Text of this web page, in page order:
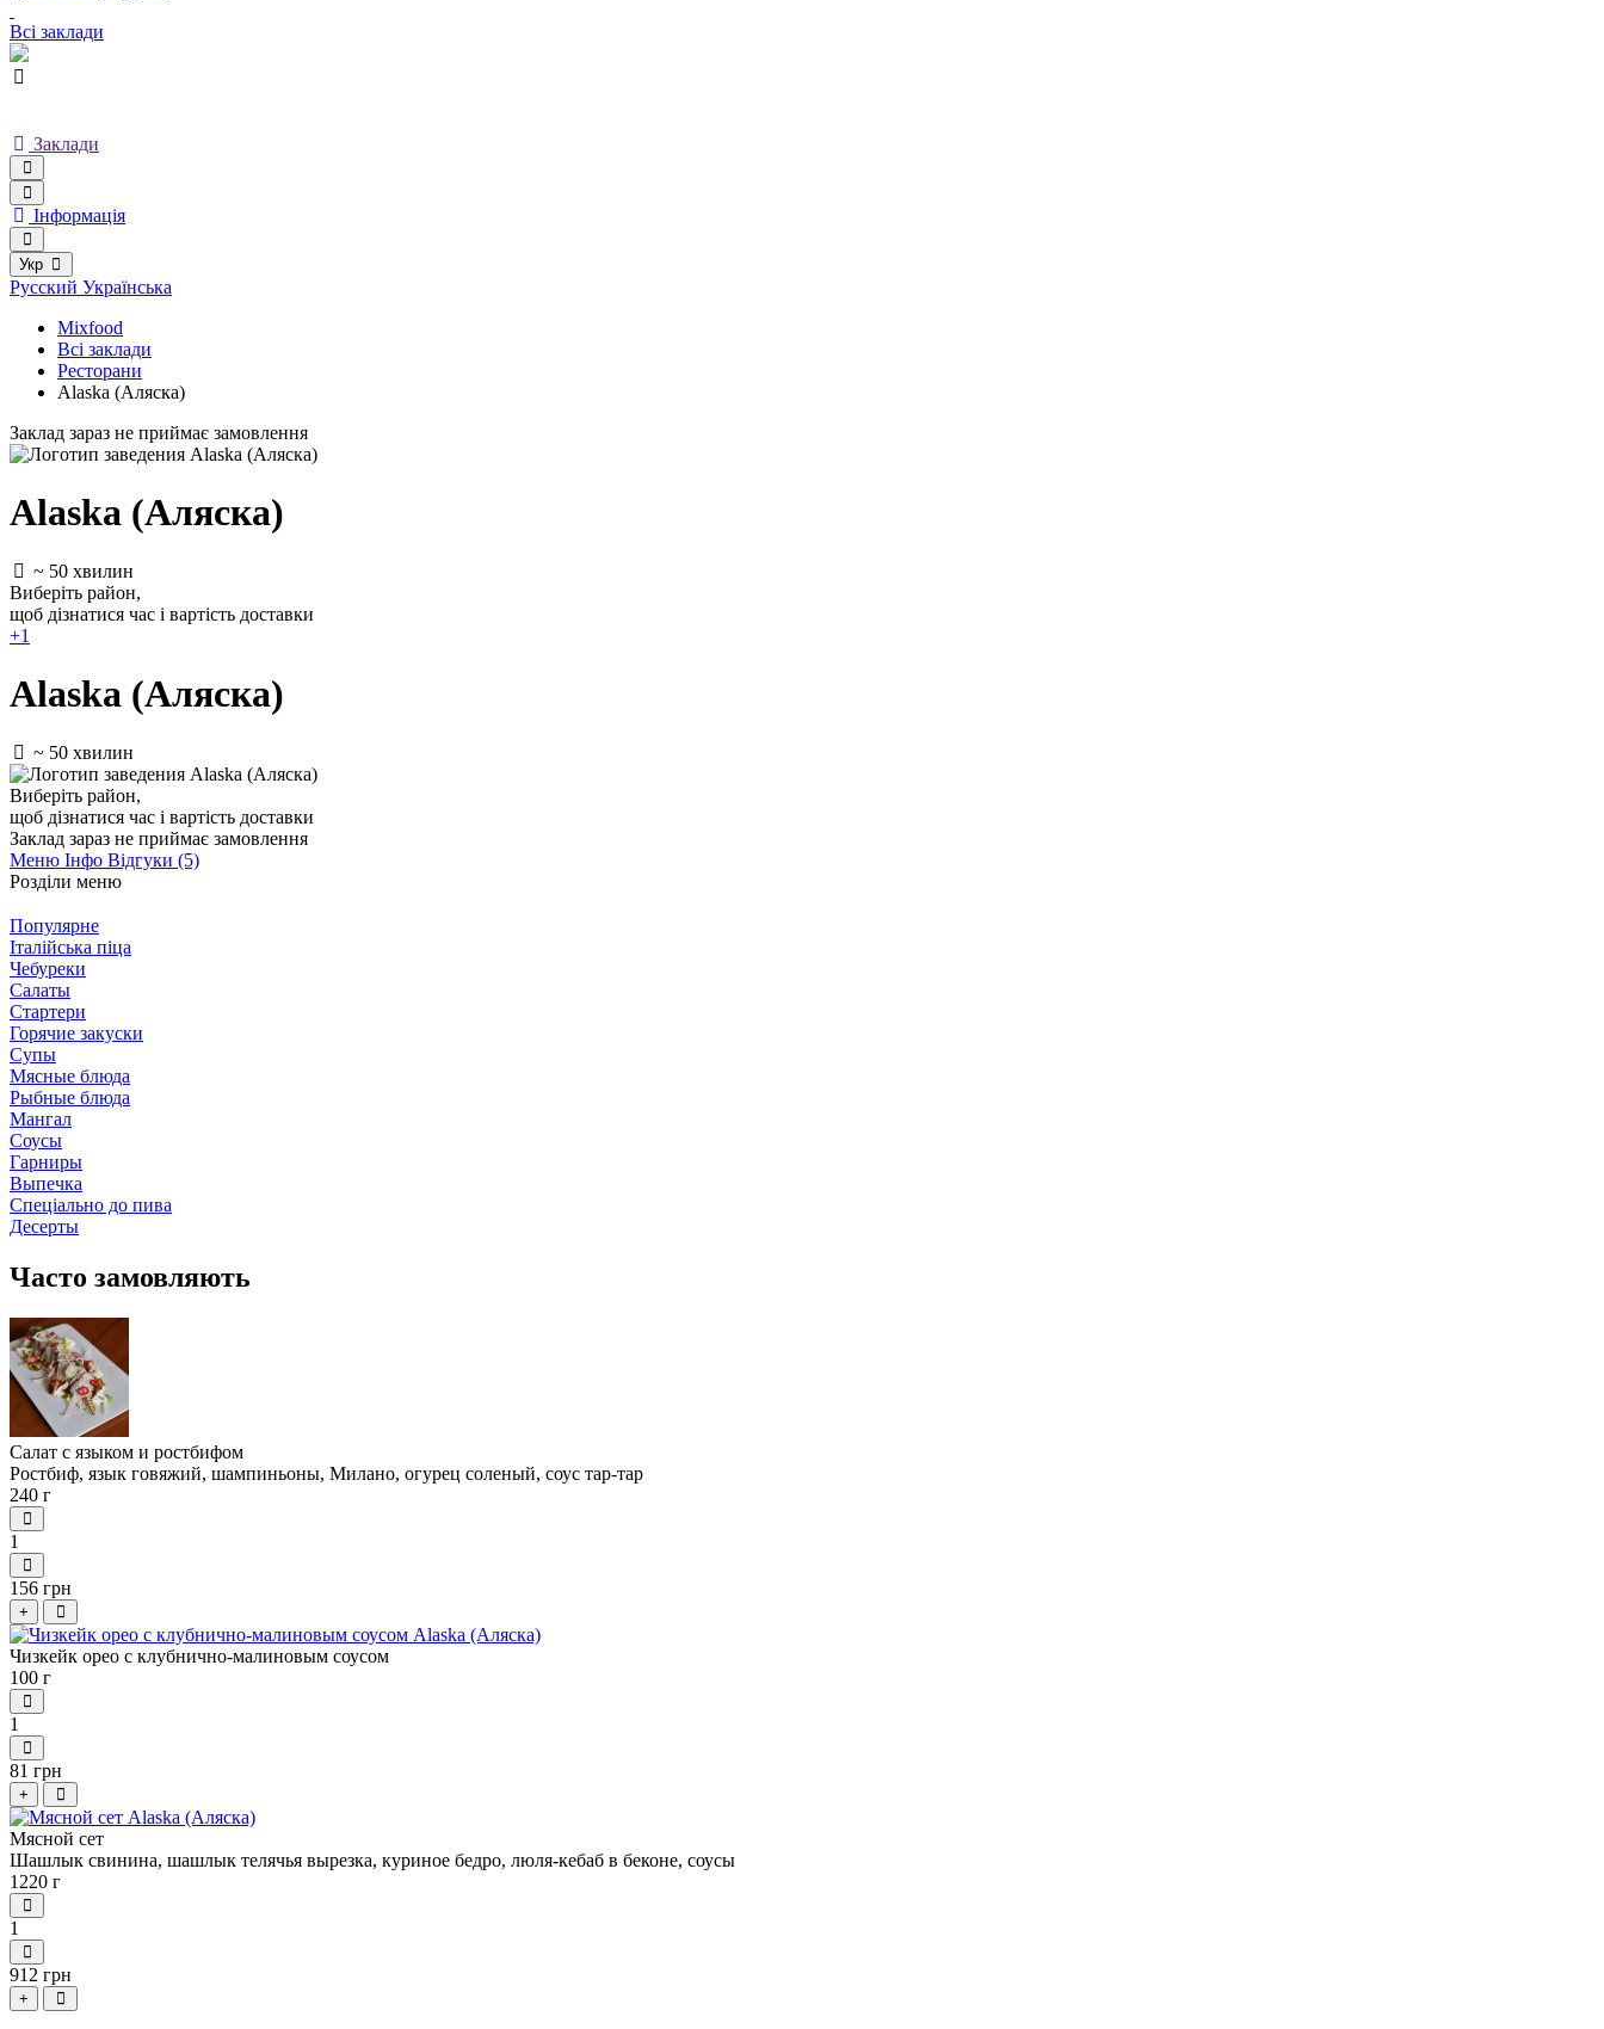
Всі заклади
Заклади
Інформація
Укр
Русский Українська
Mixfood
Всі заклади
Ресторани
Alaska (Аляска)
Заклад зараз не приймає замовлення
Alaska (Аляска)
~ 50 хвилин
Виберіть район,
щоб дізнатися час і вартість доставки
+1
Alaska (Аляска)
~ 50 хвилин
Виберіть район,
щоб дізнатися час і вартість доставки
Заклад зараз не приймає замовлення
Меню Інфо Відгуки (5)
Розділи меню
Популярне
Італійська піца
Чебуреки
Салаты
Стартери
Горячие закуски
Супы
Мясные блюда
Рыбные блюда
Мангал
Соусы
Гарниры
Выпечка
Спеціально до пива
Десерты
Часто замовляють
Салат с языком и ростбифом
Ростбиф, язык говяжий, шампиньоны, Милано, огурец соленый, соус тар-тар
240 г
1
156 грн
+
Чизкейк орео с клубнично-малиновым соусом
100 г
1
81 грн
+
Мясной сет
Шашлык свинина, шашлык телячья вырезка, куриное бедро, люля-кебаб в беконе, соусы
1220 г
1
912 грн
+